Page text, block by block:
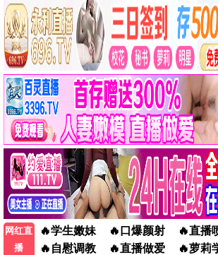
悬疑惊悚 喜剧搞笑
爱情文艺 战争史诗